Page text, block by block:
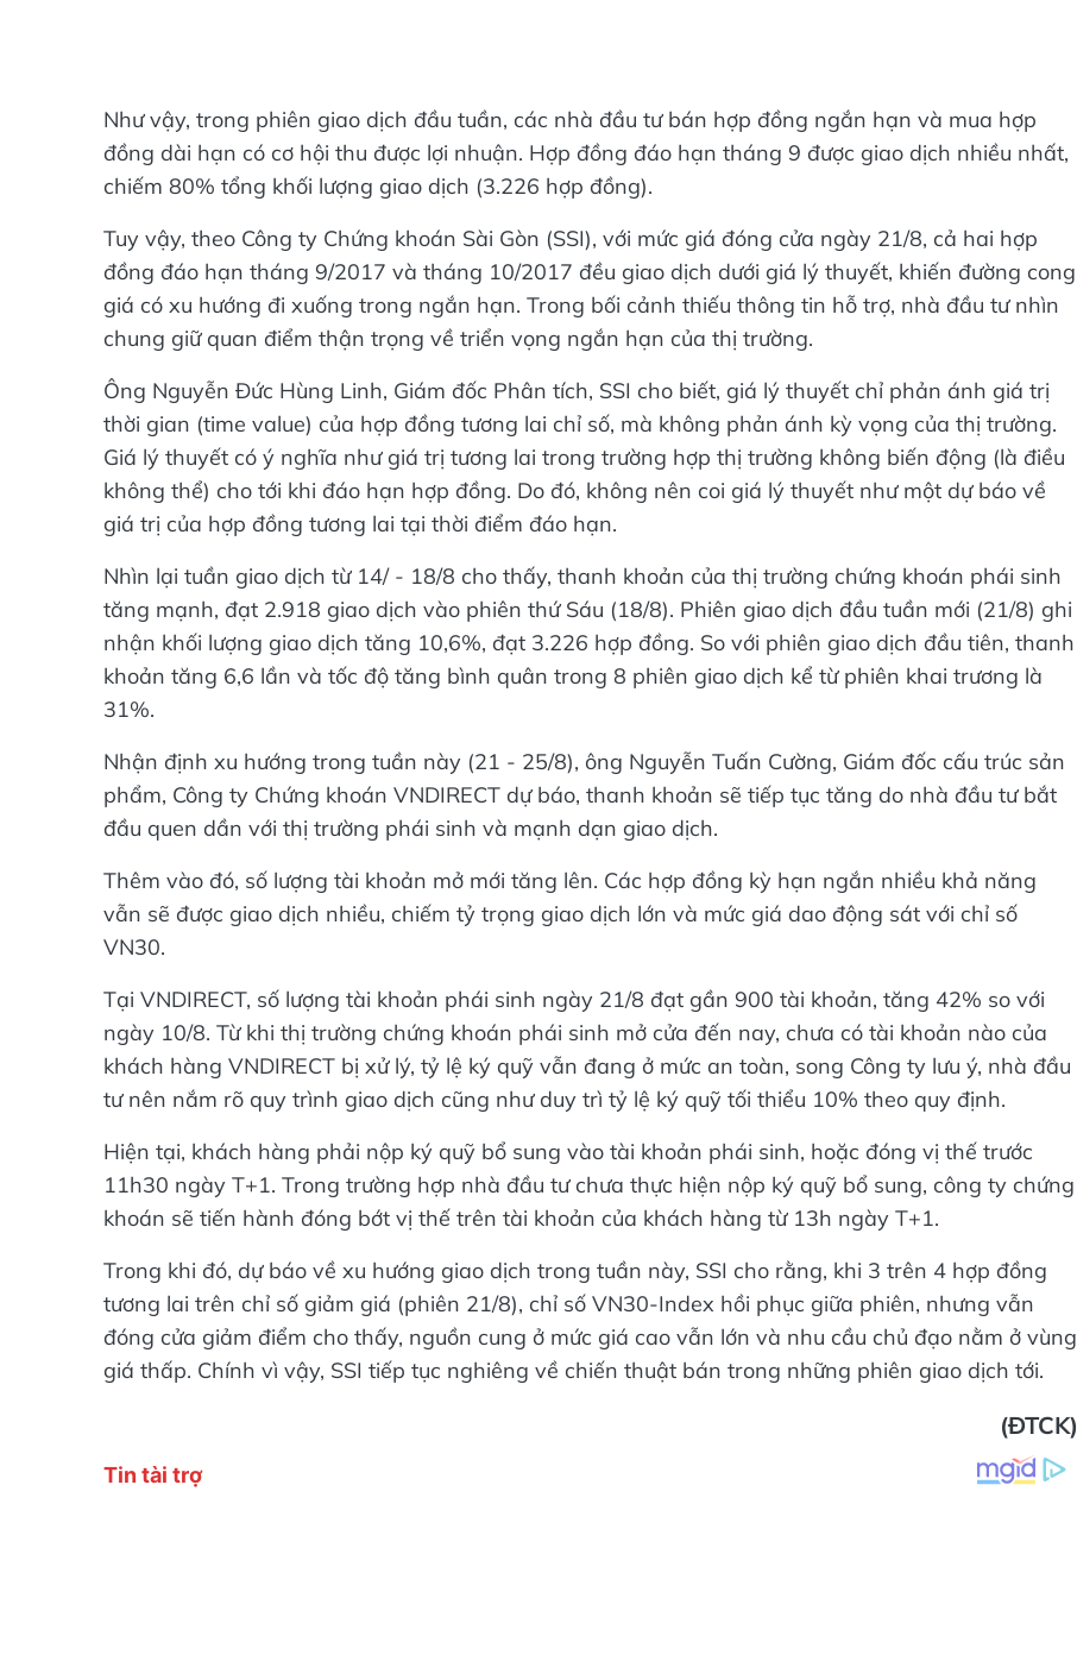
Như vậy, trong phiên giao dịch đầu tuần, các nhà đầu tư bán hợp đồng ngắn hạn và mua hợp
đồng dài hạn có cơ hội thu được lợi nhuận. Hợp đồng đáo hạn tháng 9 được giao dịch nhiều nhất,
chiếm 80% tổng khối lượng giao dịch (3.226 hợp đồng).
Tuy vậy, theo Công ty Chứng khoán Sài Gòn (SSI), với mức giá đóng cửa ngày 21/8, cả hai hợp
đồng đáo hạn tháng 9/2017 và tháng 10/2017 đều giao dịch dưới giá lý thuyết, khiến đường cong
giá có xu hướng đi xuống trong ngắn hạn. Trong bối cảnh thiếu thông tin hỗ trợ, nhà đầu tư nhìn
chung giữ quan điểm thận trọng về triển vọng ngắn hạn của thị trường.
Ông Nguyễn Đức Hùng Linh, Giám đốc Phân tích, SSI cho biết, giá lý thuyết chỉ phản ánh giá trị
thời gian (time value) của hợp đồng tương lai chỉ số, mà không phản ánh kỳ vọng của thị trường.
Giá lý thuyết có ý nghĩa như giá trị tương lai trong trường hợp thị trường không biến động (là điều
không thể) cho tới khi đáo hạn hợp đồng. Do đó, không nên coi giá lý thuyết như một dự báo về
giá trị của hợp đồng tương lai tại thời điểm đáo hạn.
Nhìn lại tuần giao dịch từ 14/ - 18/8 cho thấy, thanh khoản của thị trường chứng khoán phái sinh
tăng mạnh, đạt 2.918 giao dịch vào phiên thứ Sáu (18/8). Phiên giao dịch đầu tuần mới (21/8) ghi
nhận khối lượng giao dịch tăng 10,6%, đạt 3.226 hợp đồng. So với phiên giao dịch đầu tiên, thanh
khoản tăng 6,6 lần và tốc độ tăng bình quân trong 8 phiên giao dịch kể từ phiên khai trương là
31%.
Nhận định xu hướng trong tuần này (21 - 25/8), ông Nguyễn Tuấn Cường, Giám đốc cấu trúc sản
phẩm, Công ty Chứng khoán VNDIRECT dự báo, thanh khoản sẽ tiếp tục tăng do nhà đầu tư bắt
đầu quen dần với thị trường phái sinh và mạnh dạn giao dịch.
Thêm vào đó, số lượng tài khoản mở mới tăng lên. Các hợp đồng kỳ hạn ngắn nhiều khả năng
vẫn sẽ được giao dịch nhiều, chiếm tỷ trọng giao dịch lớn và mức giá dao động sát với chỉ số
VN30.
Tại VNDIRECT, số lượng tài khoản phái sinh ngày 21/8 đạt gần 900 tài khoản, tăng 42% so với
ngày 10/8. Từ khi thị trường chứng khoán phái sinh mở cửa đến nay, chưa có tài khoản nào của
khách hàng VNDIRECT bị xử lý, tỷ lệ ký quỹ vẫn đang ở mức an toàn, song Công ty lưu ý, nhà đầu
tư nên nắm rõ quy trình giao dịch cũng như duy trì tỷ lệ ký quỹ tối thiểu 10% theo quy định.
Hiện tại, khách hàng phải nộp ký quỹ bổ sung vào tài khoản phái sinh, hoặc đóng vị thế trước
11h30 ngày T+1. Trong trường hợp nhà đầu tư chưa thực hiện nộp ký quỹ bổ sung, công ty chứng
khoán sẽ tiến hành đóng bớt vị thế trên tài khoản của khách hàng từ 13h ngày T+1.
Trong khi đó, dự báo về xu hướng giao dịch trong tuần này, SSI cho rằng, khi 3 trên 4 hợp đồng
tương lai trên chỉ số giảm giá (phiên 21/8), chỉ số VN30-Index hồi phục giữa phiên, nhưng vẫn
đóng cửa giảm điểm cho thấy, nguồn cung ở mức giá cao vẫn lớn và nhu cầu chủ đạo nằm ở vùng
giá thấp. Chính vì vậy, SSI tiếp tục nghiêng về chiến thuật bán trong những phiên giao dịch tới.
(ĐTCK)